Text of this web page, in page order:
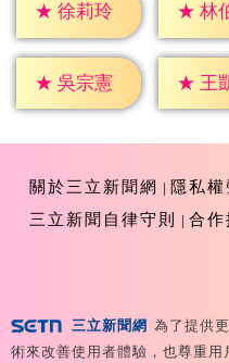
★ 徐莉玲 ★ 林
★ 吳宗憲 ★ 王
關於三立新聞網
隱私權
三立新聞自律守則
合作
Copyright ©2026
三立新聞網 為了提供
術來改善使用者體驗，也尊重用